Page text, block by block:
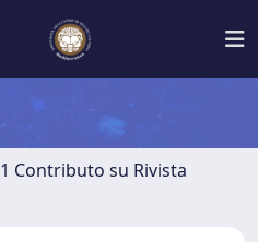
1 Contributo su Rivista